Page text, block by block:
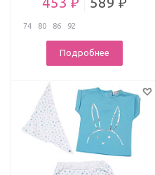
74 80 86 92
Подробнее